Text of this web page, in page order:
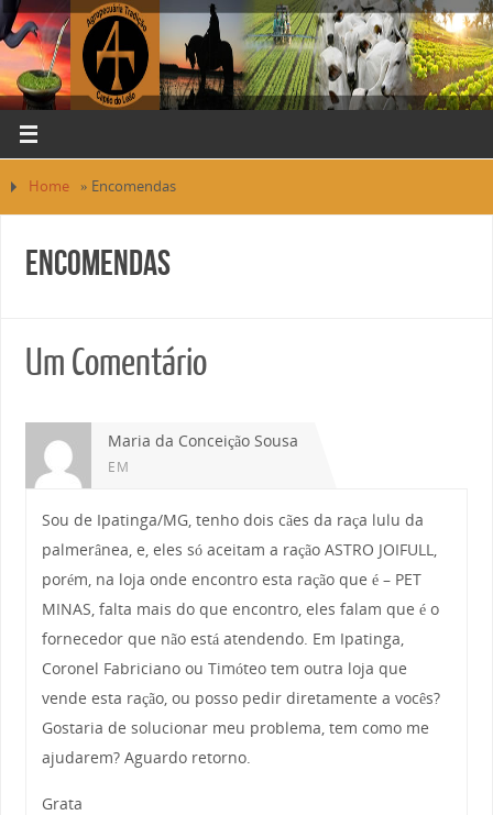
Home » Encomendas
Encomendas
Um Comentário
Maria da Conceição Sousa
EM
Sou de Ipatinga/MG, tenho dois cães da raça lulu da
palmerânea, e, eles só aceitam a ração ASTRO JOIFULL,
porém, na loja onde encontro esta ração que é – PET
MINAS, falta mais do que encontro, eles falam que é o
fornecedor que não está atendendo. Em Ipatinga,
Coronel Fabriciano ou Timóteo tem outra loja que
vende esta ração, ou posso pedir diretamente a vocês?
Gostaria de solucionar meu problema, tem como me
ajudarem? Aguardo retorno.
Grata